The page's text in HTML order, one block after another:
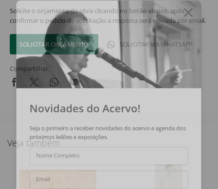
Solicite o orçamento da obra clicando no botão abaixo, após
confirmar o pedido de solicitação a resposta será enviada por email.
SOLICITAR ORÇAMENTO SOLICITAR VIA WHATSAPP
Compartilhar
Veja também
Novidades do Acervo!
Seja o primeiro a receber novidades do acervo e agenda dos
próximos leilões e exposições.
Nome Completo
Email